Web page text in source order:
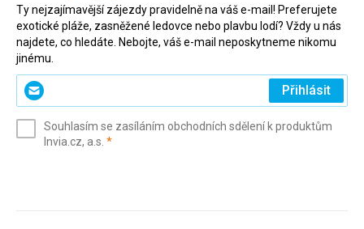
Ty nejzajímavější zájezdy pravidelně na váš e-mail! Preferujete
exotické pláže, zasněžené ledovce nebo plavbu lodí? Vždy u nás
najdete, co hledáte. Nebojte, váš e-mail neposkytneme nikomu
jinému.
Zadejte
svůj
(povinné)
Přihlásit
Souhlasím se zasíláním obchodních sdělení k produktům
Invia.cz, a.s. *(povinné)